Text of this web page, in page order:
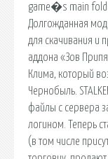
game�s main
Долгожданная
для скачивания и
аддона «Зов
Клима, который
Чернобыль.
файлы с сервера
логином. Теперь
(в том числе